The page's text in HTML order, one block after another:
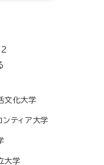
文化大学
ンティア大学
大学